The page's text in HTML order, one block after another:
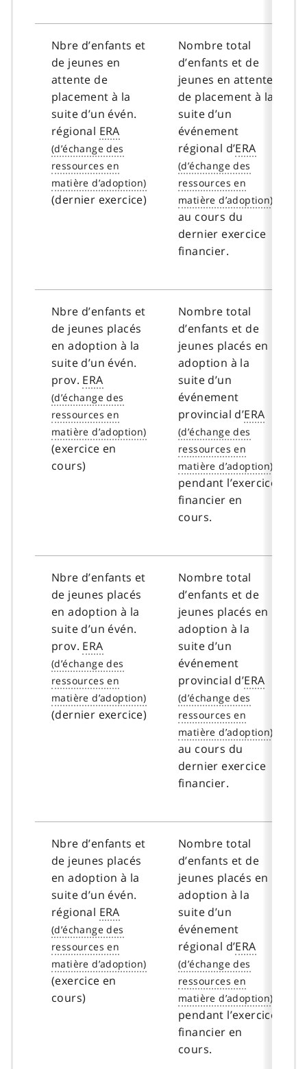
Nbre d’enfants et
de jeunes en
attente de
placement à la
suite d’un évén.
régional ERA
(dernier exercice)
Nombre total
d’enfants et de
jeunes en attente
de placement à la
suite d’un
événement
régional d’ERA
au cours du
dernier exercice
financier.
Nbre d’enfants et
de jeunes placés
en adoption à la
suite d’un évén.
prov. ERA
(exercice en
cours)
Nombre total
d’enfants et de
jeunes placés en
adoption à la
suite d’un
événement
provincial d’ERA
pendant l’exercice
financier en
cours.
Nbre d’enfants et
de jeunes placés
en adoption à la
suite d’un évén.
prov. ERA
(dernier exercice)
Nombre total
d’enfants et de
jeunes placés en
adoption à la
suite d’un
événement
provincial d’ERA
au cours du
dernier exercice
financier.
Nbre d’enfants et
de jeunes placés
en adoption à la
suite d’un évén.
régional ERA
(exercice en
cours)
Nombre total
d’enfants et de
jeunes placés en
adoption à la
suite d’un
événement
régional d’ERA
pendant l’exercice
financier en
cours.